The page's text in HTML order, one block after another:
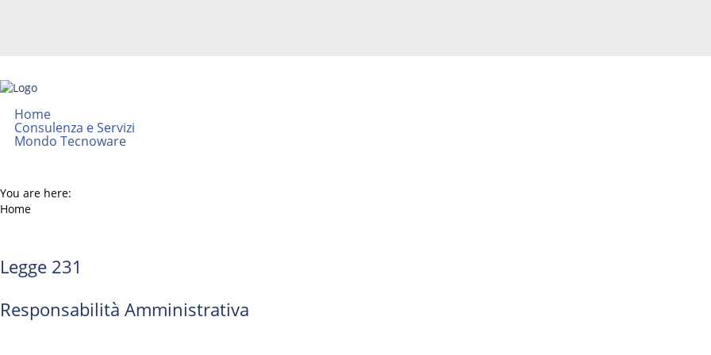
Home
Consulenza e Servizi
Mondo Tecnoware
You are here:
Home
Legge 231
Responsabilità Amministrativa